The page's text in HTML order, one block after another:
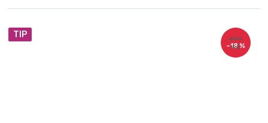
TIP
490
Kč
–18 %